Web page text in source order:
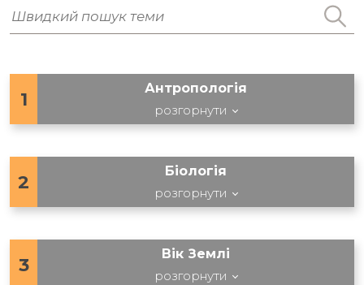
1
Антропологія
розгорнути
2
Біологія
розгорнути
3
Вік Землі
розгорнути